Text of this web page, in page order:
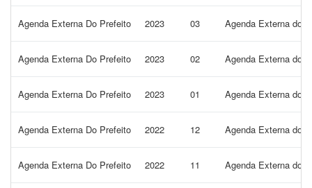
Agenda Externa Do Prefeito 2023 03 Agenda Externa do
Agenda Externa Do Prefeito 2023 02 Agenda Externa do
Agenda Externa Do Prefeito 2023 01 Agenda Externa do
Agenda Externa Do Prefeito 2022 12 Agenda Externa do
Agenda Externa Do Prefeito 2022 11 Agenda Externa do